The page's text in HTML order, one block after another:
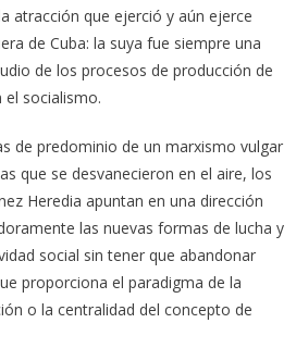
atracción que ejerció y aún ejerce
de Cuba: la suya fue siempre una
de los procesos de producción de
el socialismo.
de predominio de un marxismo vulgar
que se desvanecieron en el aire, los
Heredia apuntan en una dirección
las nuevas formas de lucha y
social sin tener que abandonar
proporciona el paradigma de la
o la centralidad del concepto de